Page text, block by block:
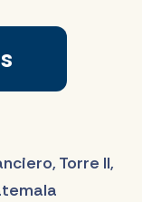
Torre II,